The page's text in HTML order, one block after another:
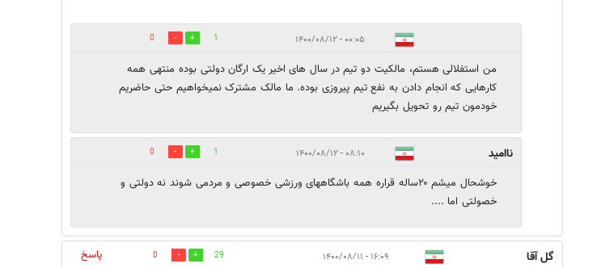
۰۰:۰۵ - ۱۴۰۰/۰۸/۱۲ 1
0
من استفلالی هستم، مالکیت دو تیم در سال های اخیر یک ارگان دولتی بوده منتهی همه
کارهایی که انجام دادن به نفع تیم پیروزی بوده. ما مالک مشترک نمیخواهیم ‌حتی حاضریم
خودمون تیم رو تحویل بگیریم
ناامید ۰۸:۱۰ - ۱۴۰۰/۰۸/۱۲ 1
0
خوشحال میشم ۲۰ساله قراره همه باشگاههای ورزشی خصوصی و مردمی شوند نه دولتی و
خصولتی اما ....
گل آقا ۱۶:۰۹ - ۱۴۰۰/۰۸/۱۱ 29
0
پاسخ